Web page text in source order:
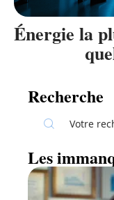
Énergie la
Recherche
Les